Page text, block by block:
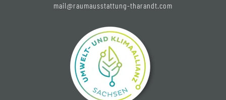
mail@raumausstattung-tharandt.com